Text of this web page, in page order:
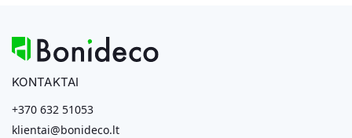
KONTAKTAI
+370 632 51053
klientai@bonideco.lt